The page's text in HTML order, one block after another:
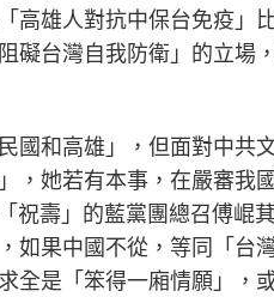
高雄人對抗中保台免疫」
礙台灣自我防衛」的立場
國和高雄」，但面對中共
，她若有本事，在嚴審我
祝壽」的藍黨團總召傅崐
如果中國不從，等同「台
全是「笨得一廂情願」，